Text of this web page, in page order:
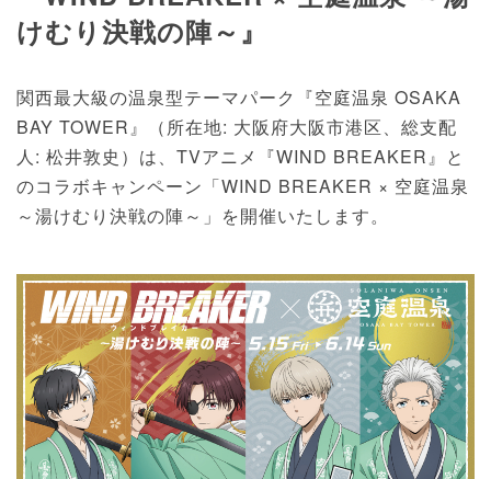
けむり決戦の陣～』
関西最大級の温泉型テーマパーク『空庭温泉 OSAKA
BAY TOWER』（所在地: 大阪府大阪市港区、総支配
人: 松井敦史）は、TVアニメ『WIND BREAKER』と
のコラボキャンペーン「WIND BREAKER × 空庭温泉
～湯けむり決戦の陣～」を開催いたします。